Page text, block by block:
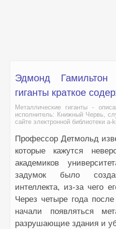
Эдмонд Гамильтон
гиганты краткое
Металлические гиганты -
исполнитель: Книжный Червь,
сайте электронной библиотеки a-
Профессор Детмольд
которые кажутся
академиков
задумок было
интеллекта, из-за чего
Через четыре года
начали появляться
разрушающие здания и